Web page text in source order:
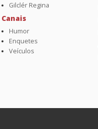
Gilclér Regina
Canais
Humor
Enquetes
Veículos